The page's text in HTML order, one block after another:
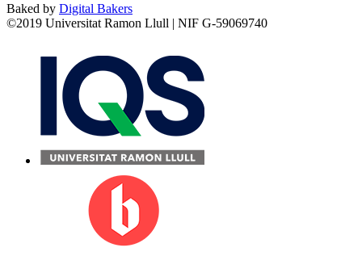
Baked by Digital Bakers
©2019 Universitat Ramon Llull | NIF G-59069740